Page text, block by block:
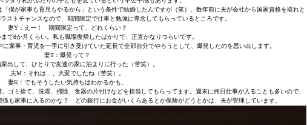
僕が家事も育児もやるから」という条件で結婚したんですが（笑）、数年前に夫が会社から国家資格を取れと
ストチャンスなので、期間限定で仕事と勉強に専念してもらっているところです。
妻Y：えー！ 期間限定って、どれくらい？
で8か月くらい。私も職場復帰したばかりで、正直かなりつらいです。
家事・育児を一手に引き受けていた延長で全部自分でやろうとして、爆発したのを思い出します。
妻T：爆発って？
出して、ひとりで友達の家に泊まりに行った（苦笑）。
夫M：それは…、大変でしたね（苦笑）。
妻K：でもそうしたい気持ちはわかるかも。
ミ捨て、洗濯、掃除、食器の片付けなどを担当してもらってます。週末に終日仕事が入ることも多いので、
も家事に入るのかな？ どの銀行にお金がいくらあるとか保険がどうとかは、夫が管理しています。